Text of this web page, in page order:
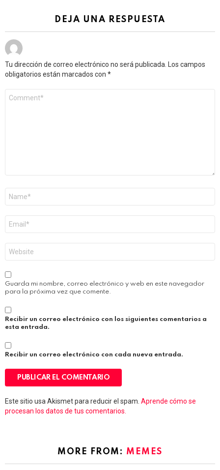
DEJA UNA RESPUESTA
Tu dirección de correo electrónico no será publicada.
Los campos
obligatorios están marcados con *
electrónico
*
Guarda mi nombre, correo electrónico y web en este navegador
para la próxima vez que comente.
Recibir un correo electrónico con los siguientes comentarios a
esta entrada.
Recibir un correo electrónico con cada nueva entrada.
Este sitio usa Akismet para reducir el spam. Aprende cómo se
procesan los datos de tus comentarios.
MORE FROM: MEMES